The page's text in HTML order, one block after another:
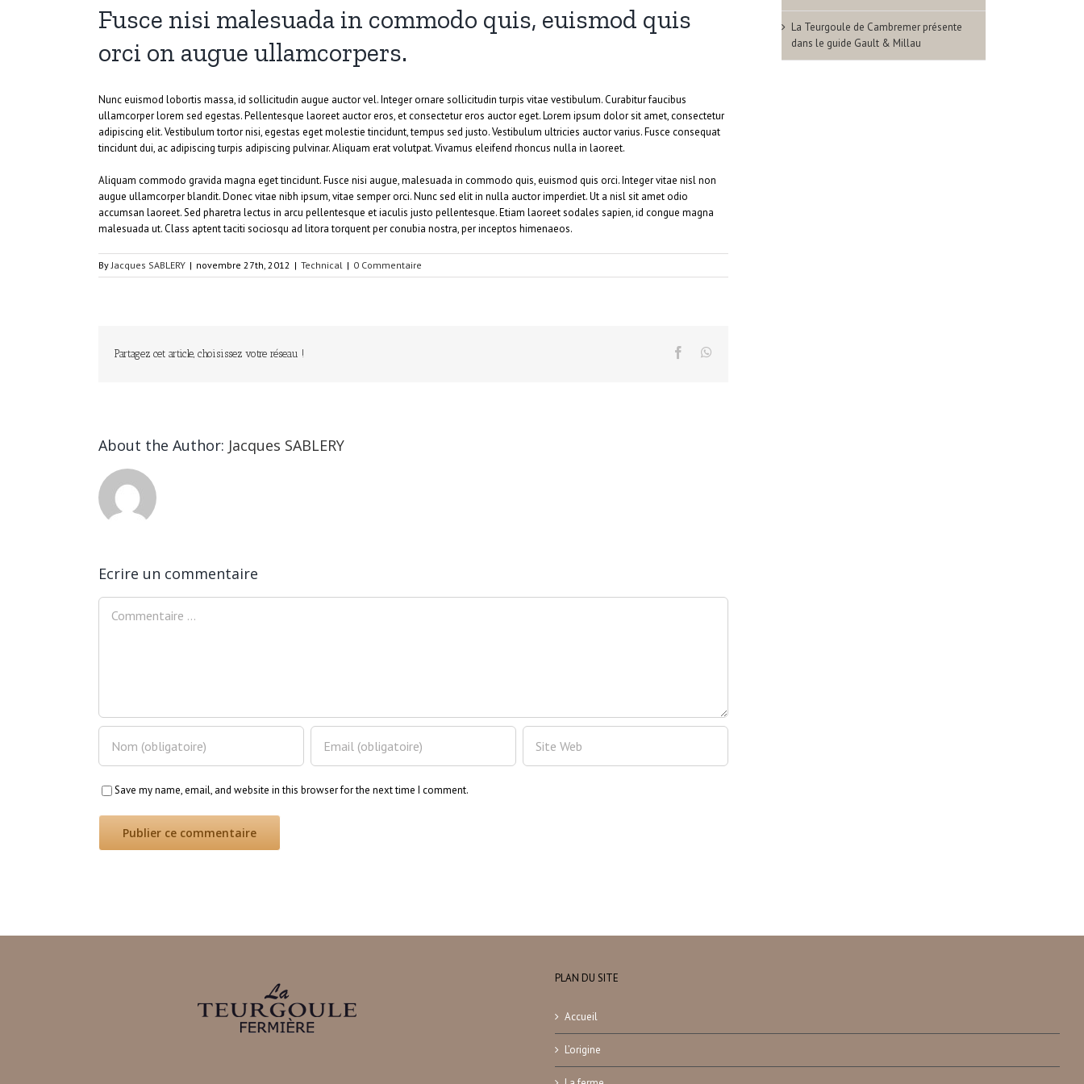
Fusce nisi malesuada in commodo quis, euismod quis
orci on augue ullamcorpers.
Nunc euismod lobortis massa, id sollicitudin augue auctor vel. Integer ornare sollicitudin turpis vitae vestibulum. Curabitur faucibus
ullamcorper lorem sed egestas. Pellentesque laoreet auctor eros, et consectetur eros auctor eget. Lorem ipsum dolor sit amet, consectetur
adipiscing elit. Vestibulum tortor nisi, egestas eget molestie tincidunt, tempus sed justo. Vestibulum ultricies auctor varius. Fusce consequat
tincidunt dui, ac adipiscing turpis adipiscing pulvinar. Aliquam erat volutpat. Vivamus eleifend rhoncus nulla in laoreet.
Aliquam commodo gravida magna eget tincidunt. Fusce nisi augue, malesuada in commodo quis, euismod quis orci. Integer vitae nisl non
augue ullamcorper blandit. Donec vitae nibh ipsum, vitae semper orci. Nunc sed elit in nulla auctor imperdiet. Ut a nisl sit amet odio
accumsan laoreet. Sed pharetra lectus in arcu pellentesque et iaculis justo pellentesque. Etiam laoreet sodales sapien, id congue magna
malesuada ut. Class aptent taciti sociosqu ad litora torquent per conubia nostra, per inceptos himenaeos.
ByJacques SABLERY | novembre 27th, 2012 | Technical | 0 Commentaire
Partagez cet article, choisissez votre réseau ! Facebook
About the Author: Jacques SABLERY
Ecrire un commentaire
Comment
Save my name, email, and website in this browser for the next time I comment.
La Teurgoule de Cambremer présente
dans le guide Gault & Millau
PLAN DU SITE
Accueil
L’origine